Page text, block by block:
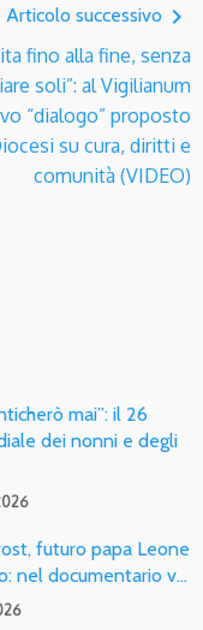
Articolo successivo navigate_next
fino alla fine, senza
soli”: al Vigilianum
“dialogo” proposto
su cura, diritti e
comunità (VIDEO)
mai”: il 26
dei nonni e degli
futuro papa Leone
nel documentario v…